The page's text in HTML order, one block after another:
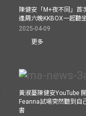
陳健安「M+夜不同」首
逢周六晚KKBOX一起聽
2025-04-09
更多
黃淑蔓陳健安YouTube
Feanna試場突然聽到自
書